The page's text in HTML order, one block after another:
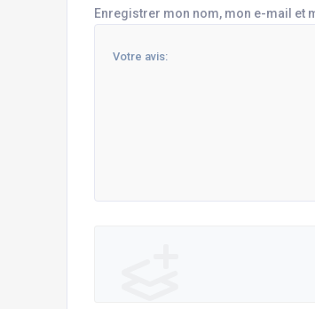
Enregistrer mon nom, mon e-mail et